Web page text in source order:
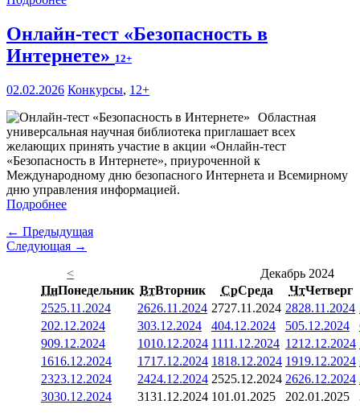
Онлайн-тест «Безопасность в
Интернете» 12+
02.02.2026 Конкурсы, 12+
Областная
универсальная научная библиотека приглашает всех
желающих принять участие в акции «Онлайн-тест
«Безопасность в Интернете», приуроченной к
Международному дню безопасного Интернета и Всемирному
дню управления информацией.
Подробнее
← Предыдущая
Следующая →
<
Декабрь 2024
ПнПонедельник ВтВторник СрСреда ЧтЧетверг
2525.11.2024 2626.11.2024 2727.11.2024 2828.11.2024
202.12.2024 303.12.2024 404.12.2024 505.12.2024
909.12.2024 1010.12.2024 1111.12.2024 1212.12.2024
1616.12.2024 1717.12.2024 1818.12.2024 1919.12.2024
2323.12.2024 2424.12.2024 2525.12.2024 2626.12.2024
3030.12.2024 3131.12.2024 101.01.2025 202.01.2025